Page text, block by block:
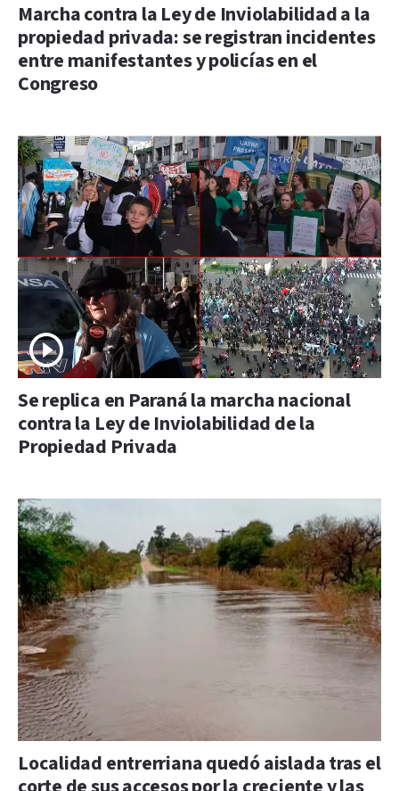
Marcha contra la Ley de Inviolabilidad a la
propiedad privada: se registran incidentes
entre manifestantes y policías en el
Congreso
Se replica en Paraná la marcha nacional
contra la Ley de Inviolabilidad de la
Propiedad Privada
Localidad entrerriana quedó aislada tras el